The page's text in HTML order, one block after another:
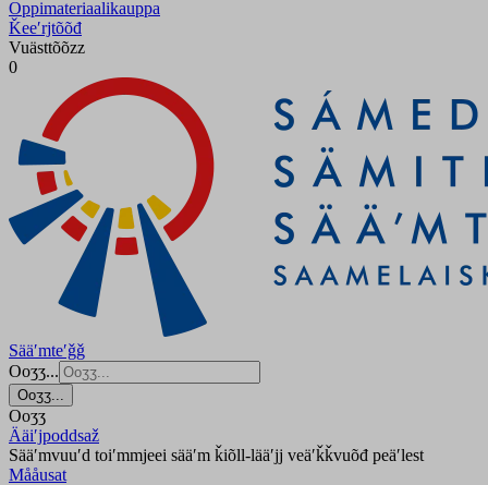
Oppimateriaalikauppa
Ǩeeʹrjtõõđ
Vuästtõõzz
0
Sääʹmteʹǧǧ
Ooʒʒ...
Ooʒʒ...
Ooʒʒ
Ääiʹjpoddsaž
Sääʹmvuuʹd toiʹmmjeei sääʹm ǩiõll-lääʹjj veäʹǩǩvuõđ peäʹlest
Mååusat